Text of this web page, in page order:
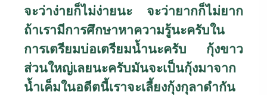
จะว่าง่ายก็ไม่ง่ายนะ จะว่ายากก็ไม่ยาก
ถ้าเรามีการศึกษาหาความรู้นะครับใน
การเตรียมบ่อเตรียมน้ำนะครับ กุ้งขาว
ส่วนใหญ่เลยนะครับมันจะเป็นกุ้งมาจาก
น้ำเค็มในอดีตนี้เราจะเลี้ยงกุ้งกุลาดำกัน